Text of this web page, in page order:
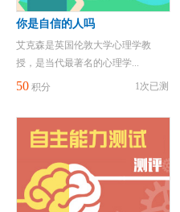
你是自信的人吗
艾克森是英国伦敦大学心理学教
授，是当代最著名的心理学...
50 积分 1次已测